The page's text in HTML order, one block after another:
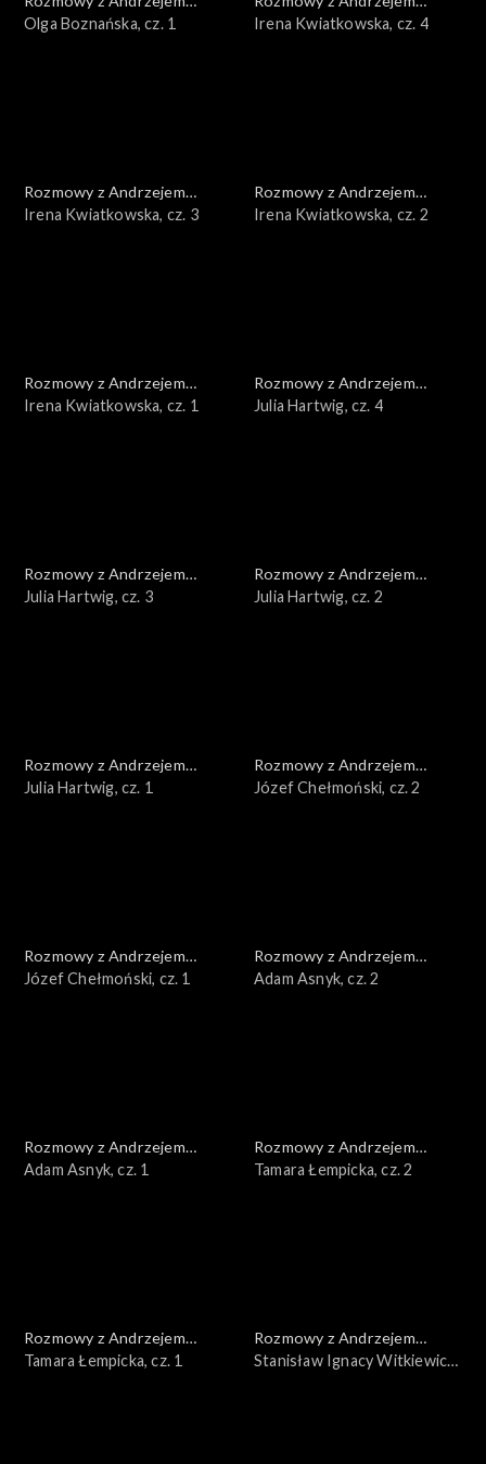
Doboszem
Olga Boznańska, cz. 1
Doboszem
Irena Kwiatkowska, cz. 4
Rozmowy z Andrzejem
Doboszem
Irena Kwiatkowska, cz. 3
Rozmowy z Andrzejem
Doboszem
Irena Kwiatkowska, cz. 2
Rozmowy z Andrzejem
Doboszem
Irena Kwiatkowska, cz. 1
Rozmowy z Andrzejem
Doboszem
Julia Hartwig, cz. 4
Rozmowy z Andrzejem
Doboszem
Julia Hartwig, cz. 3
Rozmowy z Andrzejem
Doboszem
Julia Hartwig, cz. 2
Rozmowy z Andrzejem
Doboszem
Julia Hartwig, cz. 1
Rozmowy z Andrzejem
Doboszem
Józef Chełmoński, cz. 2
Rozmowy z Andrzejem
Doboszem
Józef Chełmoński, cz. 1
Rozmowy z Andrzejem
Doboszem
Adam Asnyk, cz. 2
Rozmowy z Andrzejem
Doboszem
Adam Asnyk, cz. 1
Rozmowy z Andrzejem
Doboszem
Tamara Łempicka, cz. 2
Rozmowy z Andrzejem
Doboszem
Tamara Łempicka, cz. 1
Rozmowy z Andrzejem
Doboszem
Stanisław Ignacy Witkiewicz,